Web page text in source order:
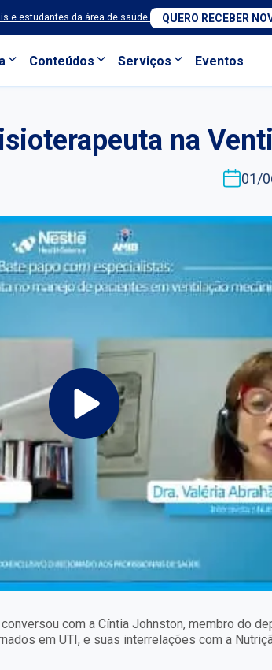
e estudantes da área de saúde. QUERO RECEBER
Conteúdos Serviços Eventos
na
01/
com a Cíntia Johnston, membro do
em UTI, e suas interrelações com a